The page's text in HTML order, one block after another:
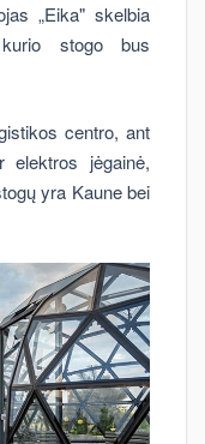
„Eika" skelbia
stogo bus
centro, ant
jėgainė,
yra Kaune bei